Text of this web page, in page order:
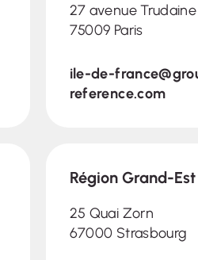
27 avenue Trudaine
75009 Paris
ile-de-
reference.com
Région Grand-Est
25 Quai Zorn
67000 Strasbourg